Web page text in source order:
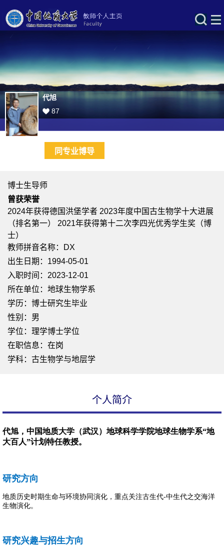
代旭
87
同专业博导
博士生导师
曾获荣誉
2024年获得德国洪堡学者 2023年度中国古生物学十大进展
（排名第一） 2021年获得第十二次李四光优秀学生奖（博
士）
教师拼音名称：DX
出生日期：1994-05-01
入职时间：2023-12-01
所在单位：地球生物学系
学历：博士研究生毕业
性别：男
学位：理学博士学位
在职信息：在岗
学科：古生物学与地层学
个人简介